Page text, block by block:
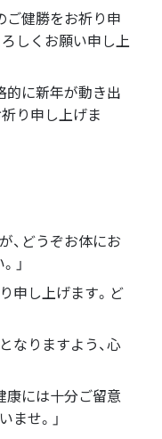
ご健勝をお祈り申
しくお願い申し上
的に新年が動き出
り申し上げま
、どうぞお体にお
」
申し上げます。ど
なりますよう、心
康には十分ご留意
ませ。」